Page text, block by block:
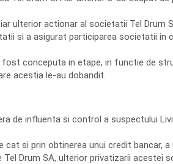
ulterior actionar al societatii Tel Drum
si a asigurat participarea societatii in
conceputa in etape, in functie de
acestia le-au dobandit.
de influenta si control a suspectului
si prin obtinerea unui credit bancar,
Drum SA, ulterior privatizarii acestei